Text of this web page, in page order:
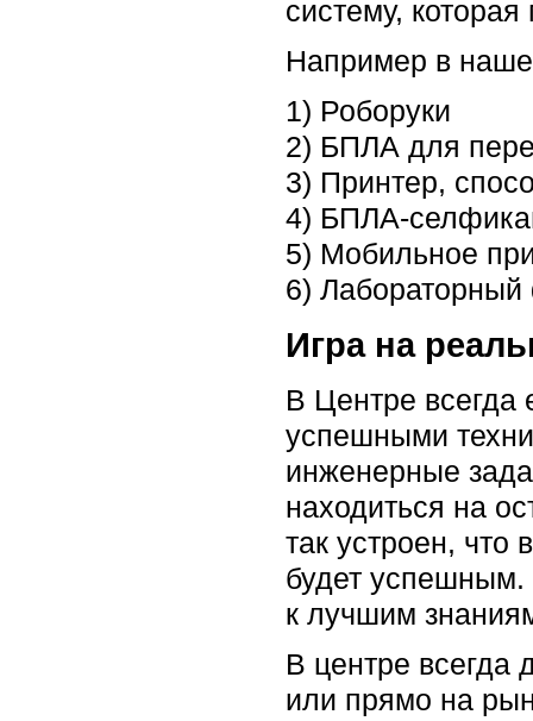
систему,
Например в
1) Роборуки
2) БПЛА для
3) Принтер,
4) БПЛА-
5) Мобильное
6)
Игра на
В Центре всегда
успешными
инженерные
находиться на
так устроен,
будет успешным.
к лучшим
В центре всегда
или прямо на